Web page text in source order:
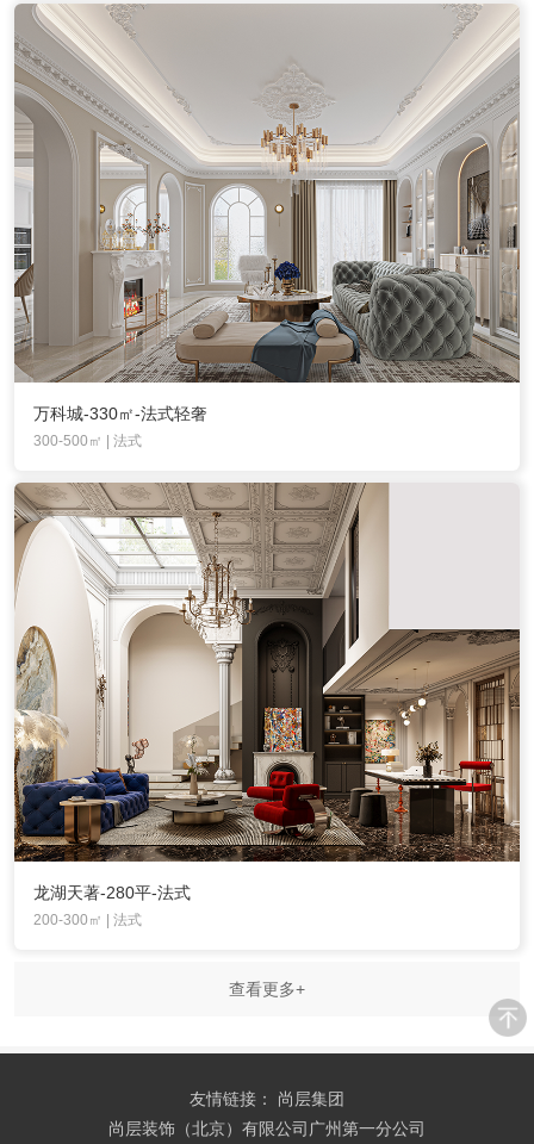
万科城-330㎡-法式轻奢
300-500㎡ | 法式
龙湖天著-280平-法式
200-300㎡ | 法式
查看更多+
友情链接： 尚层集团
尚层装饰（北京）有限公司广州第一分公司